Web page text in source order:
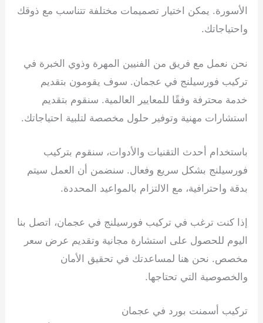
الأسورة. يمكن اختيار تصميمات مختلفة تتناسب مع ذوقك
واحتياجاتك.
نحن نعمل مع فريق من الفنيين المهرة وذوي الخبرة في
تركيب فورسيلنج في عجمان. سوف يقومون بتقديم
خدمة محترفة وفقًا للمعايير العالمية. سنقوم بتقديم
استشارات مهنية وتوفير حلول مخصصة لتلبية احتياجاتك.
باستخدام أحدث التقنيات والأدوات، سنقوم بتركيب
فورسيلنج بشكل سريع وفعال. سنضمن أن العمل سيتم
بدقة واحترافية، مع الالتزام بالمواعيد المحددة.
إذا كنت ترغب في تركيب فورسيلنج في عجمان، اتصل بنا
اليوم للحصول على استشارة مجانية وتقديم عرض سعر
مخصص. نحن هنا لمساعدتك في تحقيق الأمان
والخصوصية التي تحتاجها.
تركيب أسمنت بورد في عجمان